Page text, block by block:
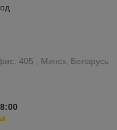
405 , Минск, Беларусь